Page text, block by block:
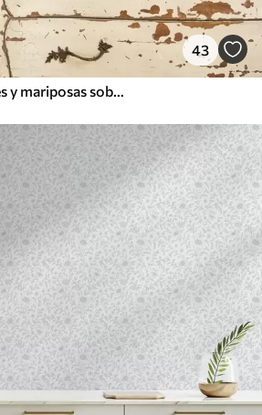
43
Ramas finas con flores y mariposas sobre fondo blanco